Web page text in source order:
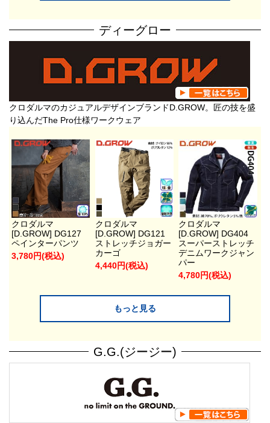
ディーグロー
クロダルマのカジュアルデザインブランドD.GROW。匠の技を盛
り込んだThe Pro仕様ワークウェア
クロダルマ
[D.GROW] DG127
ペインターパンツ
3,780円(税込)
クロダルマ
[D.GROW] DG121
ストレッチジョガー
カーゴ
4,440円(税込)
クロダルマ
[D.GROW] DG404
スーパーストレッチ
デニムワークジャン
パー
4,780円(税込)
もっと見る
G.G.(ジージー)